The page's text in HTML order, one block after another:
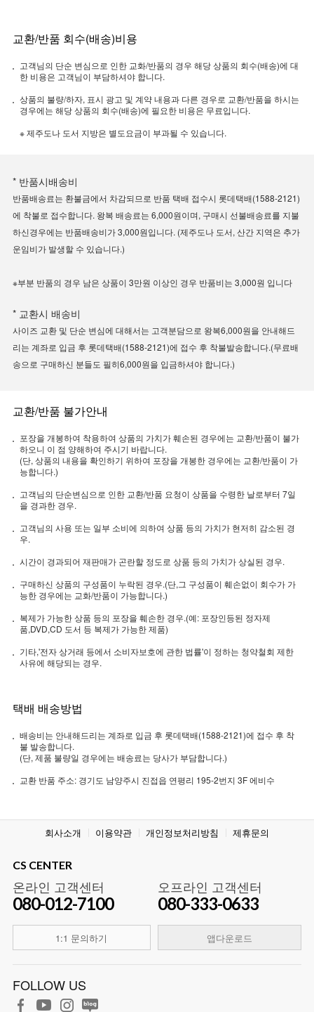
교환/반품 회수(배송)비용
고객님의 단순 변심으로 인한 교화/반품의 경우 해당 상품의 회수(배송)에 대
한 비용은 고객님이 부담하셔야 합니다.
상품의 불량/하자, 표시 광고 및 계약 내용과 다른 경우로 교환/반품을 하시는
경우에는 해당 상품의 회수(배송)에 필요한 비용은 무료입니다.
※ 제주도나 도서 지방은 별도요금이 부과될 수 있습니다.
* 반품시배송비
반품배송료는 환불금에서 차감되므로 반품 택배 접수시 롯데택배(1588-2121)
에 착불로 접수합니다. 왕복 배송료는 6,000원이며, 구매시 선불배송료를 지불
하신경우에는 반품배송비가 3,000원입니다. (제주도나 도서, 산간 지역은 추가
운임비가 발생할 수 있습니다.)
※부분 반품의 경우 남은 상품이 3만원 이상인 경우 반품비는 3,000원 입니다
* 교환시 배송비
사이즈 교환 및 단순 변심에 대해서는 고객분담으로 왕복6,000원을 안내해드
리는 계좌로 입금 후 롯데택배(1588-2121)에 접수 후 착불발송합니다.(무료배
송으로 구매하신 분들도 필히6,000원을 입금하셔야 합니다.)
교환/반품 불가안내
포장을 개봉하여 착용하여 상품의 가치가 훼손된 경우에는 교환/반품이 불가
하오니 이 점 양해하여 주시기 바랍니다.
(단, 상품의 내용을 확인하기 위하여 포장을 개봉한 경우에는 교환/반품이 가
능합니다.)
고객님의 단순변심으로 인한 교환/반품 요청이 상품을 수령한 날로부터 7일
을 경과한 경우.
고객님의 사용 또는 일부 소비에 의하여 상품 등의 가치가 현저히 감소된 경
우.
시간이 경과되어 재판매가 곤란할 정도로 상품 등의 가치가 상실된 경우.
구매하신 상품의 구성품이 누락된 경우.(단,그 구성품이 훼손없이 회수가 가
능한 경우에는 교화/반품이 가능합니다.)
복제가 가능한 상품 등의 포장을 훼손한 경우.(예: 포장인등된 정자제
품,DVD,CD 도서 등 복제가 가능한 제품)
기타,'전자 상거래 등에서 소비자보호에 관한 법률'이 정하는 청약철회 제한
사유에 해당되는 경우.
택배 배송방법
배송비는 안내해드리는 계좌로 입금 후 롯데택배(1588-2121)에 접수 후 착
불 발송합니다.
(단, 제품 불량일 경우에는 배송료는 당사가 부담합니다.)
교환 반품 주소: 경기도 남양주시 진접읍 연평리 195-2번지 3F 에비수
회사소개 이용약관 개인정보처리방침 제휴문의
CS CENTER
온라인 고객센터
080-012-7100
1:1 문의하기
오프라인 고객센터
080-333-0633
앱다운로드
FOLLOW US